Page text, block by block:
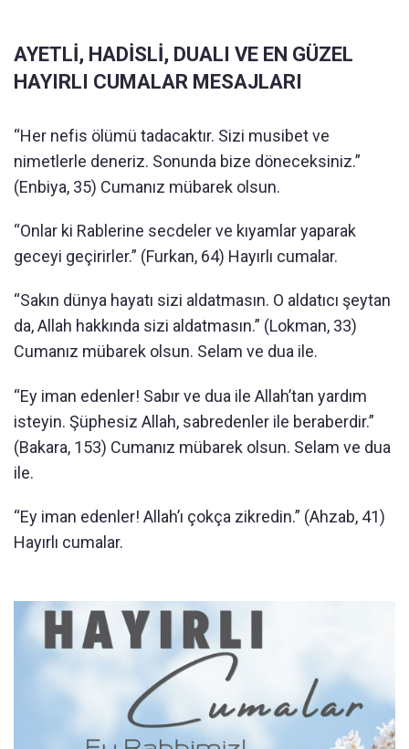
AYETLİ, HADİSLİ, DUALI VE EN GÜZEL
HAYIRLI CUMALAR MESAJLARI
“Her nefis ölümü tadacaktır. Sizi musibet ve
nimetlerle deneriz. Sonunda bize döneceksiniz.”
(Enbiya, 35) Cumanız mübarek olsun.
“Onlar ki Rablerine secdeler ve kıyamlar yaparak
geceyi geçirirler.” (Furkan, 64) Hayırlı cumalar.
“Sakın dünya hayatı sizi aldatmasın. O aldatıcı şeytan
da, Allah hakkında sizi aldatmasın.” (Lokman, 33)
Cumanız mübarek olsun. Selam ve dua ile.
“Ey iman edenler! Sabır ve dua ile Allah’tan yardım
isteyin. Şüphesiz Allah, sabredenler ile beraberdir.”
(Bakara, 153) Cumanız mübarek olsun. Selam ve dua
ile.
“Ey iman edenler! Allah’ı çokça zikredin.” (Ahzab, 41)
Hayırlı cumalar.